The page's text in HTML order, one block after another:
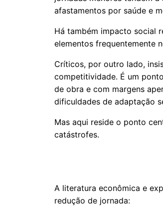
afastamentos por saúde e
Há também impacto social
elementos frequentemente
Críticos, por outro lado,
competitividade. É um
de obra e com margens
dificuldades de adaptação
Mas aqui reside o ponto
catástrofes.
A literatura econômica e
redução de jornada: